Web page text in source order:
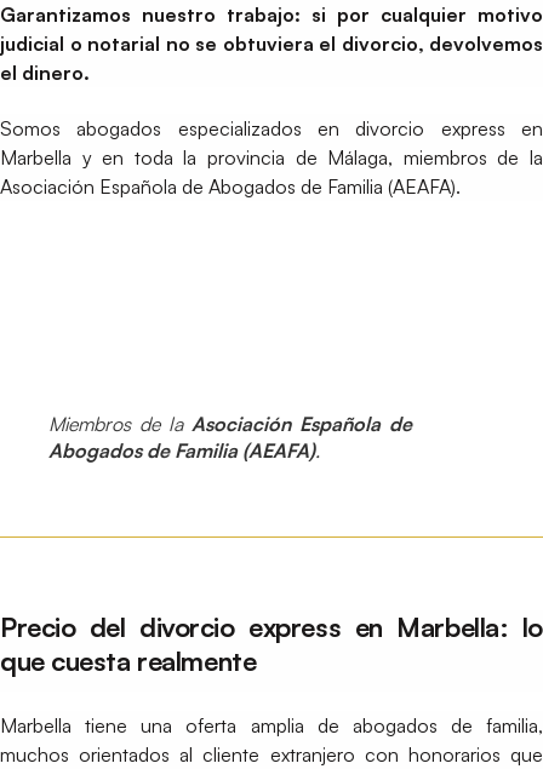
Garantizamos nuestro trabajo: si por cualquier motivo
judicial o notarial no se obtuviera el divorcio, devolvemos
el dinero.
Somos abogados especializados en divorcio express en
Marbella y en toda la provincia de Málaga, miembros de la
Asociación Española de Abogados de Familia (AEAFA).
Miembros de la Asociación Española de
Abogados de Familia (AEAFA).
Precio del divorcio express en Marbella: lo
que cuesta realmente
Marbella tiene una oferta amplia de abogados de familia,
muchos orientados al cliente extranjero con honorarios que